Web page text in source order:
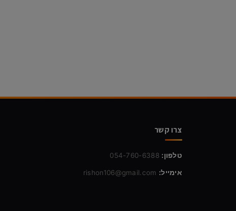
צרו קשר
טלפון: 054-760-6388
אימייל: rishon106@gmail.com